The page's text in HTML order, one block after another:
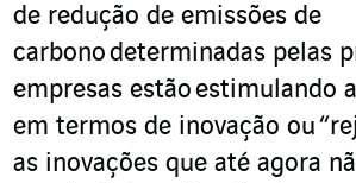
de redução de emissões de
carbonodeterminadas pelas
empresas estãoestimulando a
em termos de inovação ou
as inovações que até agora